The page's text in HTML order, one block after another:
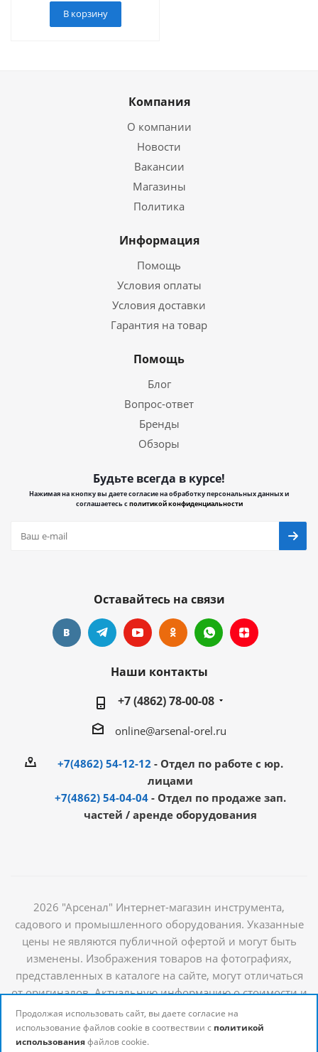
В корзину
Компания
О компании
Новости
Вакансии
Магазины
Политика
Информация
Помощь
Условия оплаты
Условия доставки
Гарантия на товар
Помощь
Блог
Вопрос-ответ
Бренды
Обзоры
Будьте всегда в курсе!
Нажимая на кнопку вы даете согласие на обработку персональных данных и
соглашаетесь сполитикой конфиденциальности
Оставайтесь на связи
Наши контакты
+7 (4862) 78-00-08
online@arsenal-orel.ru
+7(4862) 54-12-12 - Отдел по работе с юр.
лицами
+7(4862) 54-04-04 - Отдел по продаже зап.
частей / аренде оборудования
2026 "Арсенал" Интернет-магазин инструмента,
садового и промышленного оборудования. Указанные
цены не являются публичной офертой и могут быть
изменены. Изображения товаров на фотографиях,
представленных в каталоге на сайте, могут отличаться
от оригиналов. Актуальную информацию о стоимости и
наличии товаров можно получить у наших
менеджеров
Продолжая использовать сайт, вы даете согласие на
использование файлов cookie в соотвествии с политикой
использованияфайлов cookie.